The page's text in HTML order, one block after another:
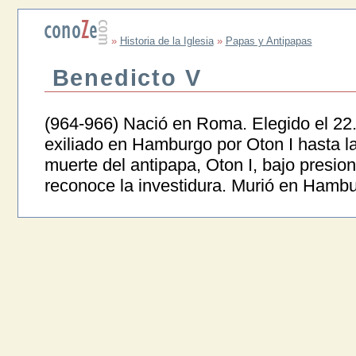
» Historia de la Iglesia» Papas y Antipapas
Benedicto V
(964-966) Nació en Roma. Elegido el
exiliado en Hamburgo por Oton I hasta
muerte del antipapa, Oton I, bajo
reconoce la investidura. Murió en